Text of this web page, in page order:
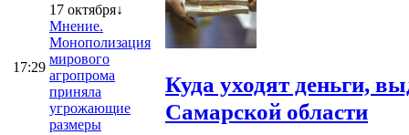
17:29
17 октября↓
Мнение.
Монополизация
мирового
агропрома
приняла
угрожающие
размеры
Куда уходят деньги,
Самарской области